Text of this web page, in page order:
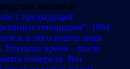
массовой
с предыдущей
геноцидом”, 1994
в него вошла лишь
Упущено время – после
померкла. Вот